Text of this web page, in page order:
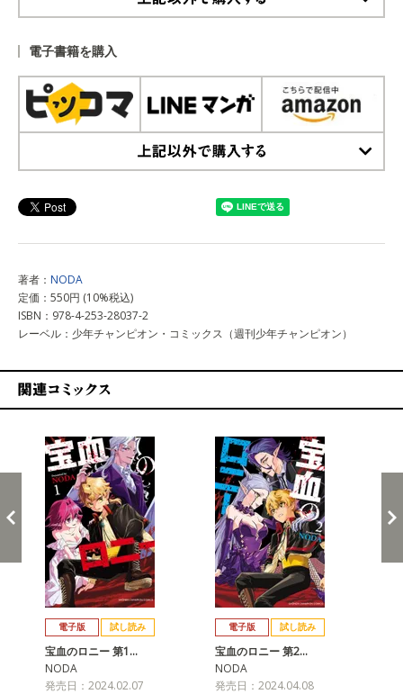
電子書籍を購入
著者： NODA
定価：550円 (10%税込)
ISBN：978-4-253-28037-2
レーベル：少年チャンピオン・コミックス（週刊少年チャンピオン）
電子版 試し読み
宝血のロニー 第1…
NODA
発売日：2024.02.07
電子版 試し読み
宝血のロニー 第2…
NODA
発売日：2024.04.08